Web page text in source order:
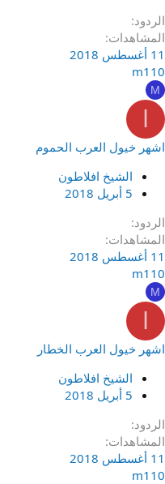
الردود
المشاهدات
11 أغسطس 2018
m110
M
اشهر خيول العرب الحموم
الشيخ افلاطون
5 أبريل 2018
الردود
المشاهدات
11 أغسطس 2018
m110
M
اشهر خيول العرب الخطار
الشيخ افلاطون
5 أبريل 2018
الردود
المشاهدات
11 أغسطس 2018
m110